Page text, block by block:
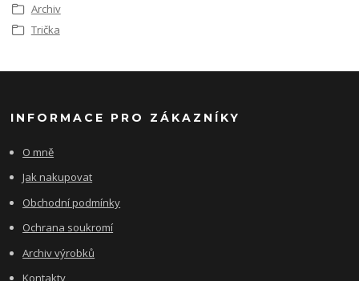
Archiv
Trička
INFORMACE PRO ZÁKAZNÍKY
O mně
Jak nakupovat
Obchodní podmínky
Ochrana soukromí
Archiv výrobků
Kontakty